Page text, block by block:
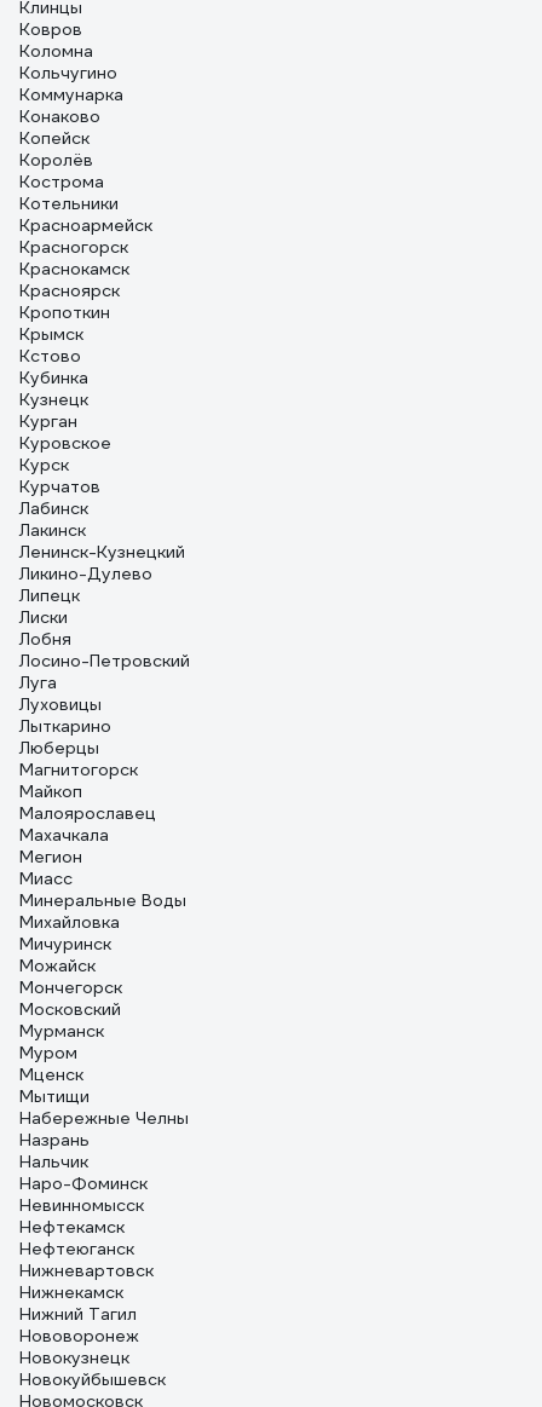
Клинцы
Ковров
Коломна
Кольчугино
Коммунарка
Конаково
Копейск
Королёв
Кострома
Котельники
Красноармейск
Красногорск
Краснокамск
Красноярск
Кропоткин
Крымск
Кстово
Кубинка
Кузнецк
Курган
Куровское
Курск
Курчатов
Лабинск
Лакинск
Ленинск-Кузнецкий
Ликино-Дулево
Липецк
Лиски
Лобня
Лосино-Петровский
Луга
Луховицы
Лыткарино
Люберцы
Магнитогорск
Майкоп
Малоярославец
Махачкала
Мегион
Миасс
Минеральные Воды
Михайловка
Мичуринск
Можайск
Мончегорск
Московский
Мурманск
Муром
Мценск
Мытищи
Набережные Челны
Назрань
Нальчик
Наро-Фоминск
Невинномысск
Нефтекамск
Нефтеюганск
Нижневартовск
Нижнекамск
Нижний Тагил
Нововоронеж
Новокузнецк
Новокуйбышевск
Новомосковск